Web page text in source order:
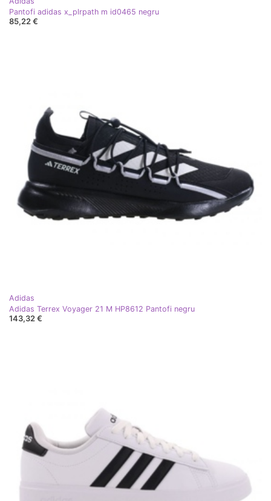
Pantofi adidas x_plrpath m id0465 negru
85,22 €
Adidas
Adidas Terrex Voyager 21 M HP8612 Pantofi negru
143,32 €